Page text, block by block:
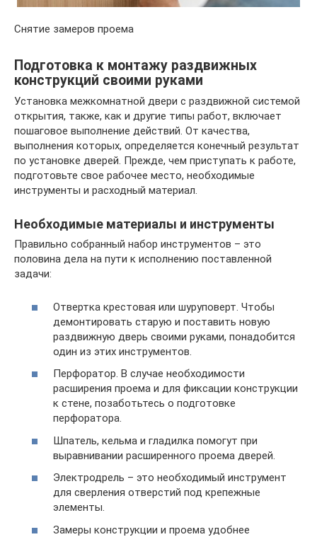
Снятие замеров проема
Подготовка к монтажу раздвижных
конструкций своими руками
Установка межкомнатной двери с раздвижной системой
открытия, также, как и другие типы работ, включает
пошаговое выполнение действий. От качества,
выполнения которых, определяется конечный результат
по установке дверей. Прежде, чем приступать к работе,
подготовьте свое рабочее место, необходимые
инструменты и расходный материал.
Необходимые материалы и инструменты
Правильно собранный набор инструментов – это
половина дела на пути к исполнению поставленной
задачи:
Отвертка крестовая или шуруповерт. Чтобы
демонтировать старую и поставить новую
раздвижную дверь своими руками, понадобится
один из этих инструментов.
Перфоратор. В случае необходимости
расширения проема и для фиксации конструкции
к стене, позаботьтесь о подготовке
перфоратора.
Шпатель, кельма и гладилка помогут при
выравнивании расширенного проема дверей.
Электродрель – это необходимый инструмент
для сверления отверстий под крепежные
элементы.
Замеры конструкции и проема удобнее